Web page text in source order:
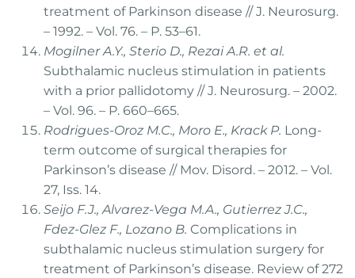
treatment of Parkinson disease // J. Neurosurg.
– 1992. – Vol. 76. – P. 53–61.
Mogilner A.Y., Sterio D., Rezai A.R. et al.
Subthalamic nucleus stimulation in patients
with a prior pallidotomy // J. Neurosurg. – 2002.
– Vol. 96. – P. 660–665.
Rodrigues-Oroz M.C., Moro E., Krack P. Long-
term outcome of surgical therapies for
Parkinson’s disease // Mov. Disord. – 2012. – Vol.
27, Iss. 14.
Seijo F.J., Alvarez-Vega M.A., Gutierrez J.C.,
Fdez-Glez F., Lozano B. Complications in
subthalamic nucleus stimulation surgery for
treatment of Parkinson’s disease. Review of 272